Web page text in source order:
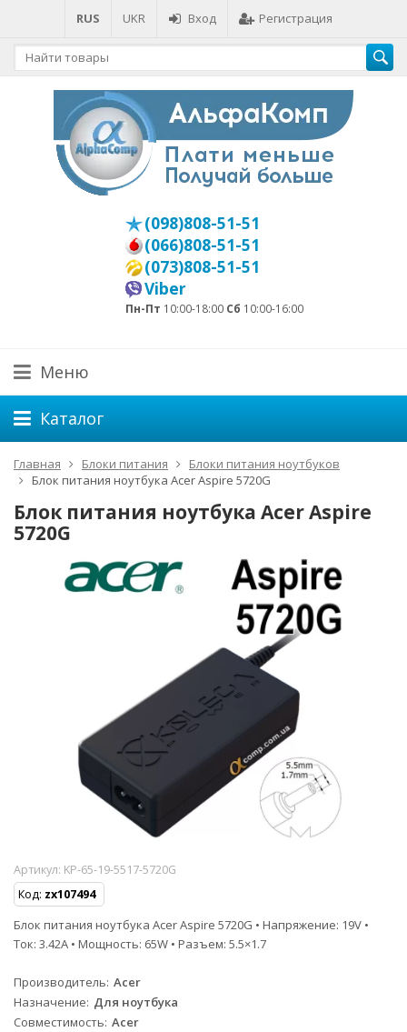
RUS UKR Вход Регистрация
(098)808-51-51
(066)808-51-51
(073)808-51-51
Viber
Пн-Пт 10:00-18:00 Сб 10:00-16:00
Меню
Каталог
Главная Блоки питания
Блоки питания ноутбуков
Блок питания ноутбука Acer Aspire 5720G
Блок питания ноутбука Acer Aspire
5720G
Артикул: KP-65-19-5517-5720G
Код: zx107494
Блок питания ноутбука Acer Aspire 5720G • Напряжение: 19V •
Ток: 3.42A • Мощность: 65W • Разъем: 5.5×1.7
Производитель Acer
Назначение Для ноутбука
Совместимость Acer